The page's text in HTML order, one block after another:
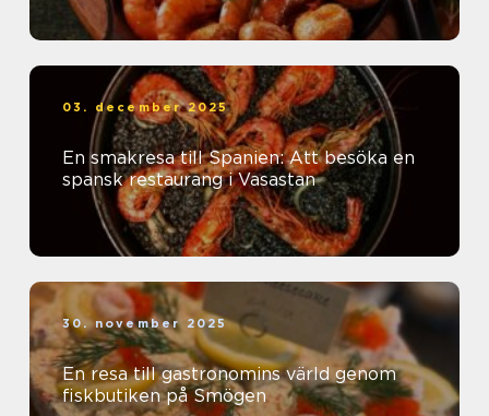
03. december 2025
En smakresa till Spanien: Att besöka en
spansk restaurang i Vasastan
30. november 2025
En resa till gastronomins värld genom
fiskbutiken på Smögen